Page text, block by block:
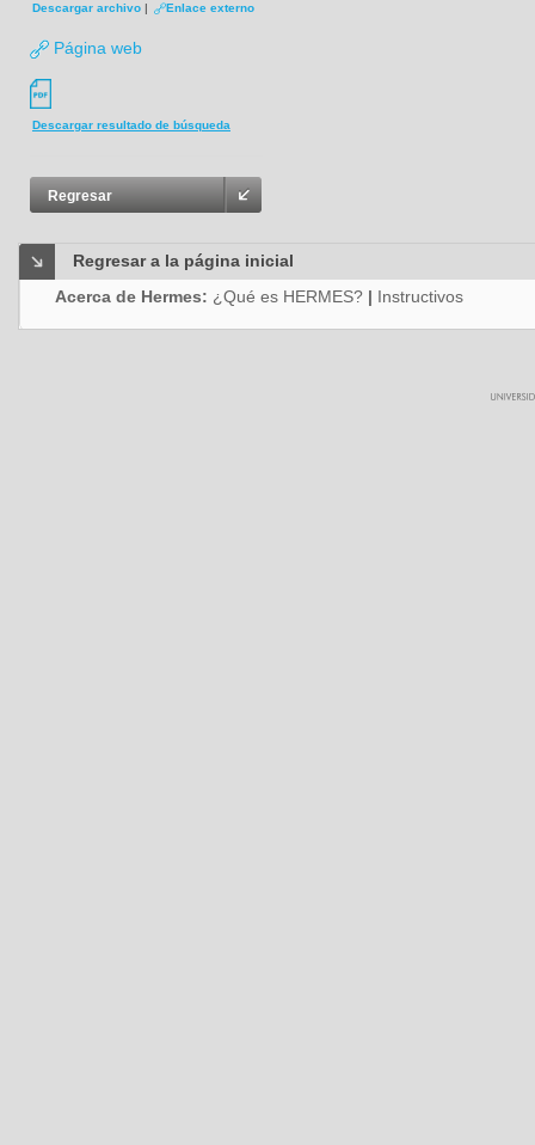
Descargar archivo | Enlace externo
Página web
Descargar resultado de búsqueda
Regresar
Regresar a la página inicial
Acerca de Hermes: ¿Qué es HERMES? | Instructivos